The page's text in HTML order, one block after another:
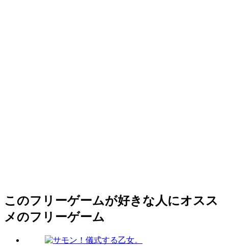
このフリーゲームが好きな人にオスス
メのフリーゲーム